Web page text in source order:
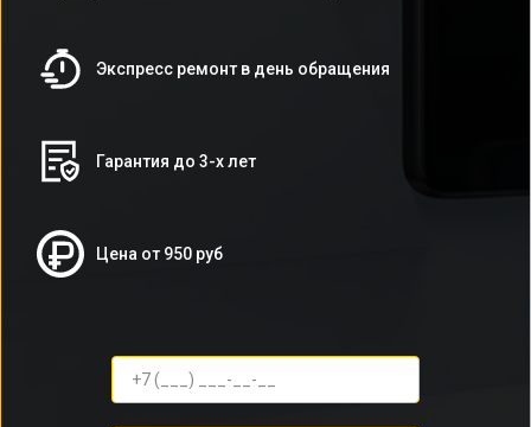
Экспресс ремонт в день обращения
Гарантия до 3-х лет
Цена от 950 руб